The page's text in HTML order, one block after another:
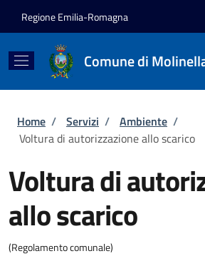
Regione Emilia-Romagna
Comune di
Briciole di pane
Home / Servizi / Ambiente /
Voltura di autorizzazione allo scarico
Voltura di
allo scarico
(Regolamento comunale)